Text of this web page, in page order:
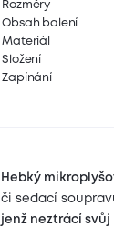
Rozměry
Obsah balení
Materiál
Složení
Zapínání
Hebký
či sedací
jenž neztrácí